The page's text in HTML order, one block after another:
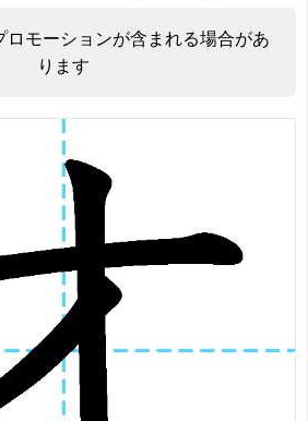
ロモーションが含まれる場合があ
ります